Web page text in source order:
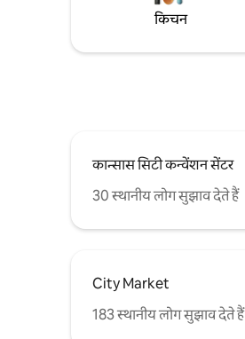
किचन
कान्सास सिटी कन्वेंशन सेंटर
30 स्थानीय लोग सुझाव देते हैं
City Market
183 स्थानीय लोग सुझाव देते हैं